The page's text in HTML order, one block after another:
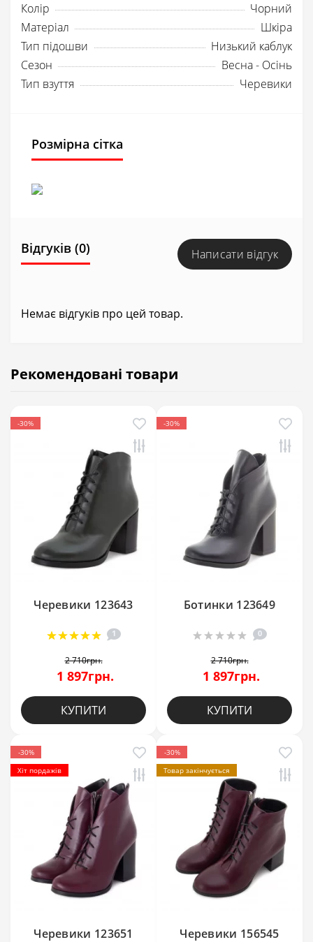
Колір
Чорний
Матеріал
Шкіра
Тип підошви
Низький каблук
Сезон
Весна - Осінь
Тип взуття
Черевики
Розмірна сітка
Відгуків (0) Написати відгук
Немає відгуків про цей товар.
Рекомендовані товари
-30%
Черевики 123643
1
2 710грн.
1 897грн.
КУПИТИ
-30%
Ботинки 123649
0
2 710грн.
1 897грн.
КУПИТИ
-30%
Хіт пордажів
Черевики 123651
-30%
Товар закінчується
Черевики 156545